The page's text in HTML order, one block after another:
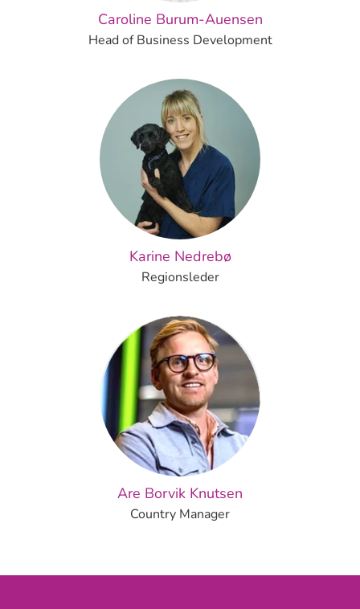
Caroline Burum-Auensen
Head of Business Development
Karine Nedrebø
Regionsleder
Are Borvik Knutsen
Country Manager